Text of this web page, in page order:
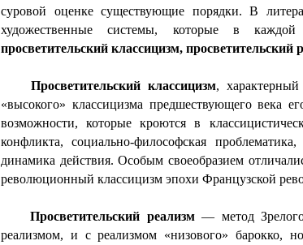
суровой оценке существующие порядки. В
художественные системы, которые в
просветительский классицизм, просветительский
Просветительский классицизм,
«высокого» классицизма предшествующего века
возможности, которые кроются в
конфликта, социально-философская
динамика действия. Особым своеобразием
революционный классицизм эпохи Французской
Просветительский реализм— метод
реализмом, и с реализмом «низового» барокко,